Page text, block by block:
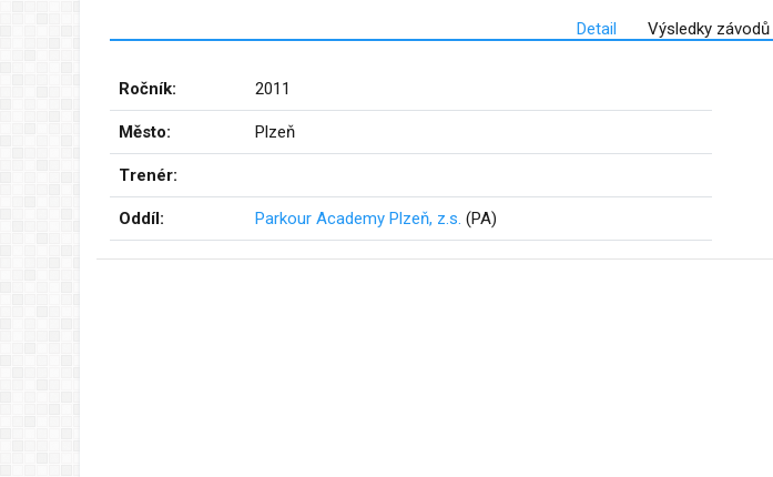
Detail Výsledky závodů
Ročník: 2011
Město: Plzeň
Trenér:
Oddíl: Parkour Academy Plzeň, z.s. (PA)